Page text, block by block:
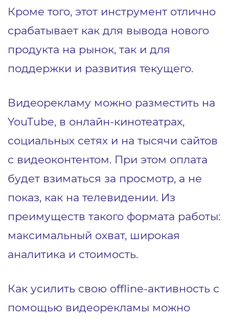
Кроме того, этот инструмент отлично
срабатывает как для вывода нового
продукта на рынок, так и для
поддержки и развития текущего.
Видеорекламу можно разместить на
YouTube, в онлайн-кинотеатрах,
социальных сетях и на тысячи сайтов
с видеоконтентом. При этом оплата
будет взиматься за просмотр, а не
показ, как на телевидении. Из
преимуществ такого формата работы:
максимальный охват, широкая
аналитика и стоимость.
Как усилить свою offline-активность с
помощью видеорекламы можно